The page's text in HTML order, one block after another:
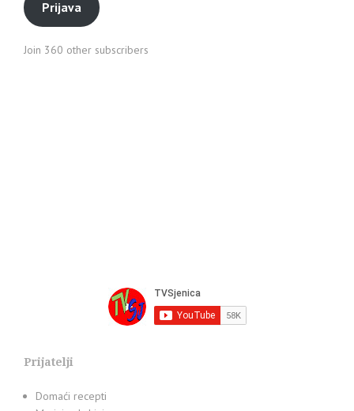
Prijava
Join 360 other subscribers
Prijatelji
Domaći recepti